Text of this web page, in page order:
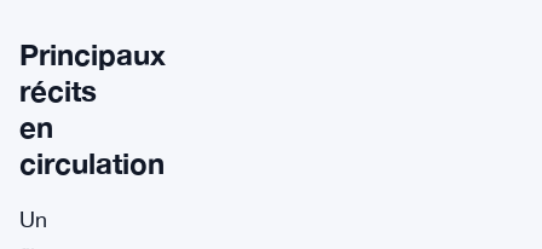
Principaux
récits
en
circulation
Un